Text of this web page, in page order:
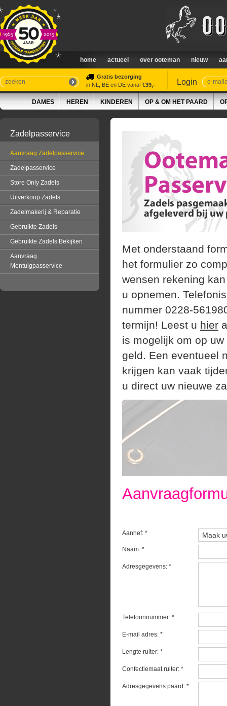
home actueel over ooteman nieuw
Gratis bezorging
in NL, BE en DE vanaf €39,- Login
DAMES HEREN KINDEREN OP & OM HET PAARD
Zadelpasservice
Aanvraag Zadelpasservice
Zadelpasservice
Store Only Zadels
Uitverkoop Zadels
Zadelmakerij & Reparatie
Gebruikte Zadels
Gebruikte Zadels Bekijken
Aanvraag
Mentuigpasservice
Met onderstaand
het formulier zo
wensen rekening
u opnemen.
nummer 0228-
termijn! Leest u hier
is mogelijk om op
geld. Een eventueel
krijgen kan vaak
u direct uw nieuwe
Aanhef: *
Naam: *
Adresgegevens: *
Telefoonnummer: *
E-mail adres: *
Lengte ruiter: *
Confectiemaat ruiter: *
Adresgegevens paard: *